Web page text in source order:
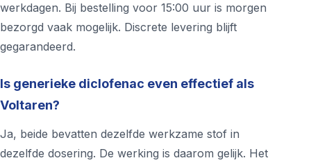
werkdagen. Bij bestelling voor 15:00 uur is morgen
bezorgd vaak mogelijk. Discrete levering blijft
gegarandeerd.
Is generieke diclofenac even effectief als
Voltaren?
Ja, beide bevatten dezelfde werkzame stof in
dezelfde dosering. De werking is daarom gelijk. Het